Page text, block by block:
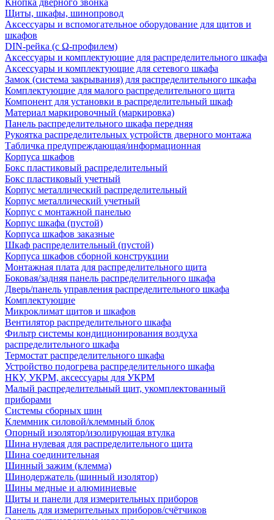
Кнопка дверного звонка
Щиты, шкафы, шинопровод
Аксессуары и вспомогательное оборудование для щитов и
шкафов
DIN-рейка (с Ω-профилем)
Аксессуары и комплектующие для распределительного шкафа
Аксессуары и комплектующие для сетевого шкафа
Замок (система закрывания) для распределительного шкафа
Комплектующие для малого распределительного щита
Компонент для установки в распределительный шкаф
Материал маркировочный (маркировка)
Панель распределительного шкафа передняя
Рукоятка распределительных устройств дверного монтажа
Табличка предупреждающая/информационная
Корпуса шкафов
Бокс пластиковый распределительный
Бокс пластиковый учетный
Корпус металлический распределительный
Корпус металлический учетный
Корпус с монтажной панелью
Корпус шкафа (пустой)
Корпуса шкафов заказные
Шкаф распределительный (пустой)
Корпуса шкафов сборной конструкции
Монтажная плата для распределительного щита
Боковая/задняя панель распределительного шкафа
Дверь/панель управления распределительного шкафа
Комплектующие
Микроклимат щитов и шкафов
Вентилятор распределительного шкафа
Фильтр системы кондиционирования воздуха
распределительного шкафа
Термостат распределительного шкафа
Устройство подогрева распределительного шкафа
НКУ, УКРМ, аксессуары для УКРМ
Малый распределительный щит, укомплектованный
приборами
Системы сборных шин
Клеммник силовой/клеммный блок
Опорный изолятор/изолирующая втулка
Шина нулевая для распределительного щита
Шина соединительная
Шинный зажим (клемма)
Шинодержатель (шинный изолятор)
Шины медные и алюминиевые
Щиты и панели для измерительных приборов
Панель для измерительных приборов/счётчиков